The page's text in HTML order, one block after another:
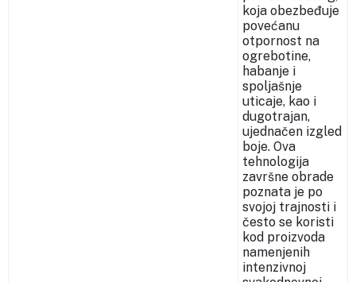
koja obezbeđuje
povećanu
otpornost na
ogrebotine,
habanje i
spoljašnje
uticaje, kao i
dugotrajan,
ujednačen izgled
boje. Ova
tehnologija
završne obrade
poznata je po
svojoj trajnosti i
često se koristi
kod proizvoda
namenjenih
intenzivnoj